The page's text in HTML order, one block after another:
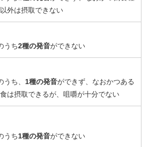
外は摂取できない
うち2種の発音ができない
ち、 1種の発音ができず、なおかつある
は摂取できるが、咀嚼が十分でない
うち1種の発音ができない